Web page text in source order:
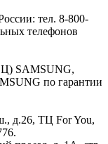
тел. 8-800-
телефонов
SAMSUNG,
по гарантии
д.26, ТЦ For You,